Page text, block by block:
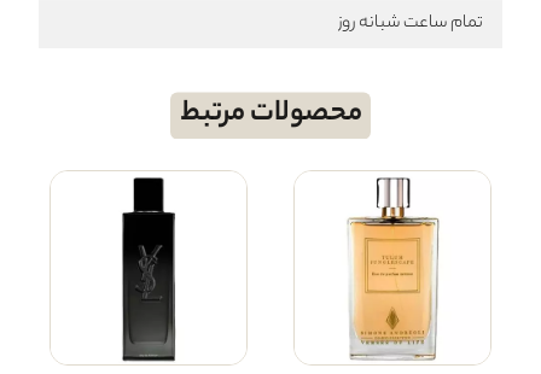
تمام ساعت شبانه روز
محصولات مرتبط